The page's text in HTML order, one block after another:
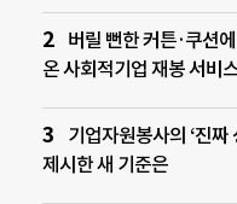
버릴 뻔한 커튼·쿠션
온 사회적기업 재봉 서비
기업자원봉사의 ‘진
제시한 새 기준은